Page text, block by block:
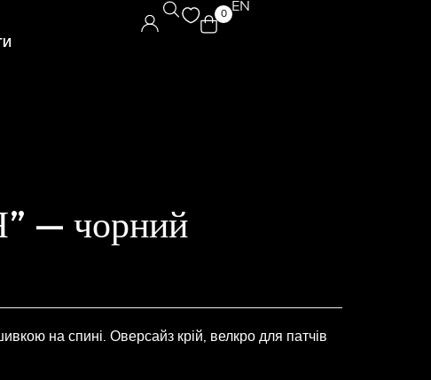
0 EN
— чорний
на спині. Оверсайз крій, велкро для патчів